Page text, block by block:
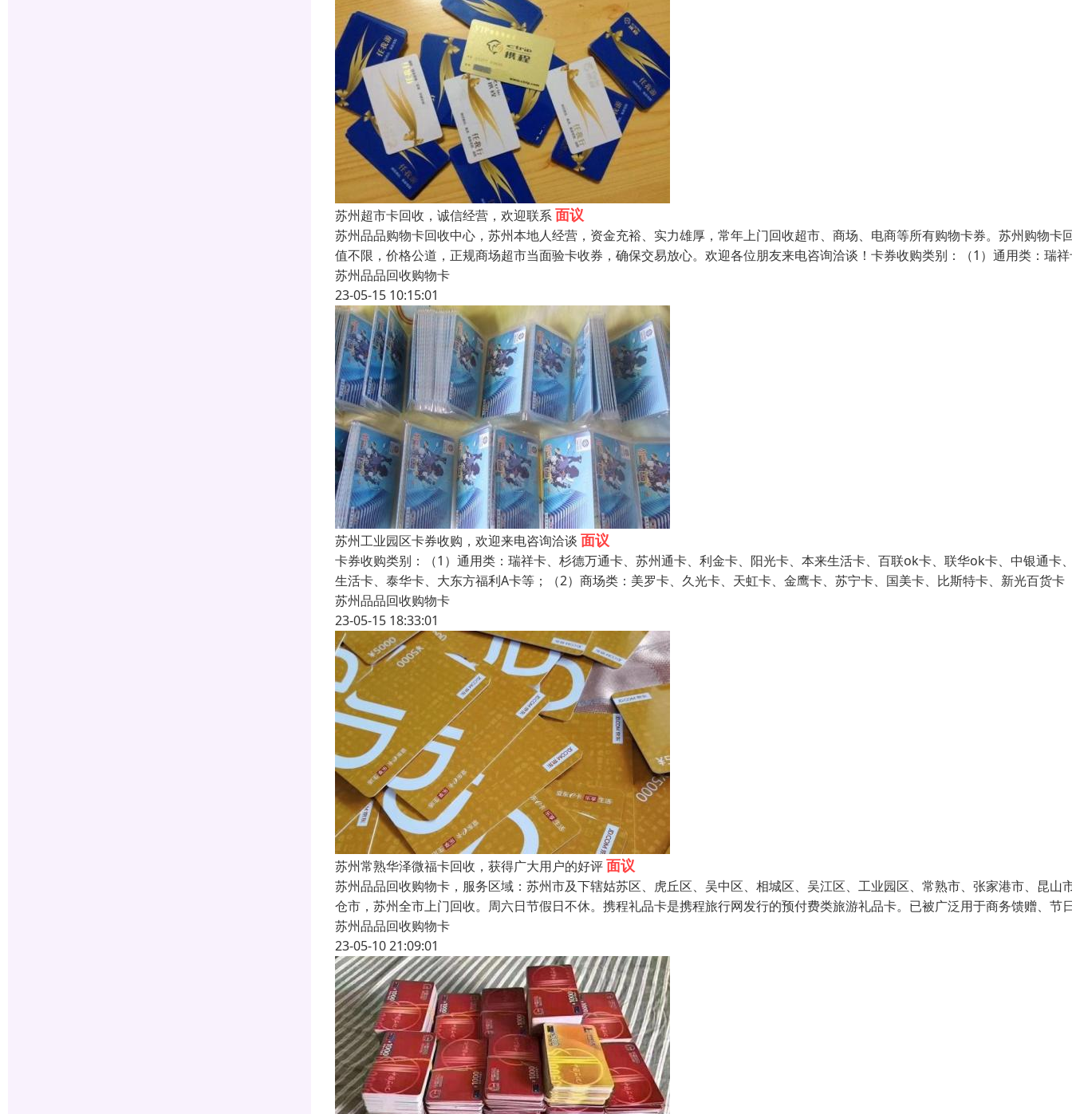
苏州超市卡回收，诚信经营，欢迎联系面议
苏州品品购物卡回收中心，苏州本地人经营，资金充裕、实力雄厚，常年上门回收超市、商场、电商等所有购物卡券。苏州购物卡
值不限，价格公道，正规商场超市当面验卡收券，确保交易放心。欢迎各位朋友来电咨询洽谈！卡券收购类别：（1）通用类：瑞
苏州品品回收购物卡
23-05-15 10:15:01
苏州工业园区卡券收购，欢迎来电咨询洽谈 面议
卡券收购类别：（1）通用类：瑞祥卡、杉德万通卡、苏州通卡、利金卡、阳光卡、本来生活卡、百联ok卡、联华ok卡、中银通卡
生活卡、泰华卡、大东方福利A卡等；（2）商场类：美罗卡、久光卡、天虹卡、金鹰卡、苏宁卡、国美卡、比斯特卡、新光百货卡
苏州品品回收购物卡
23-05-15 18:33:01
苏州常熟华泽微福卡回收，获得广大用户的好评面议
苏州品品回收购物卡，服务区域：苏州市及下辖姑苏区、虎丘区、吴中区、相城区、吴江区、工业园区、常熟市、张家港市、昆山
仓市，苏州全市上门回收。周六日节假日不休。携程礼品卡是携程旅行网发行的预付费类旅游礼品卡。已被广泛用于商务馈赠、节
苏州品品回收购物卡
23-05-10 21:09:01